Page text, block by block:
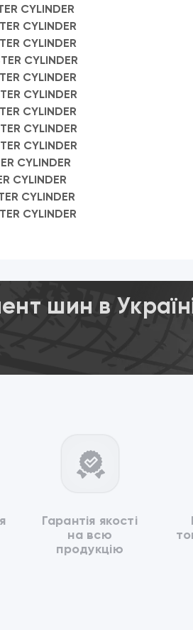
CYLINDER
CYLINDER
CYLINDER
CYLINDER
CYLINDER
CYLINDER
CYLINDER
CYLINDER
CYLINDER
CYLINDER
CYLINDER
CYLINDER
CYLINDER
шин в
Гарантія якості
на всю
продукцію